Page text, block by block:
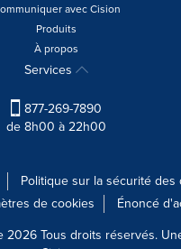
avec Cision
Produits
À propos
Services
877-269-7890
de 8h00 à 22h00
Politique sur la sécurité des
de cookies
Énoncé
2026 Tous droits réservés.